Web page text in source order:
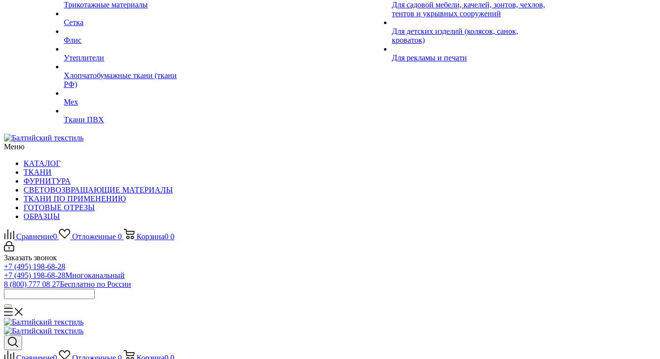
Трикотажные материалы
Сетка
Флис
Утеплители
Хлопчатобумажные ткани (ткани
РФ)
Мех
Ткани ПВХ
Для садовой мебели, качелей, зонтов, чехлов,
тентов и укрывных сооружений
Для детских изделий (колясок, санок,
кроваток)
Для рекламы и печати
Меню
КАТАЛОГ
ТКАНИ
ФУРНИТУРА
СВЕТОВОЗВРАЩАЮЩИЕ МАТЕРИАЛЫ
ТКАНИ ПО ПРИМЕНЕНИЮ
ГОТОВЫЕ ОТРЕЗЫ
ОБРАЗЦЫ
Сравнение0 Отложенные 0 Корзина0 0
Заказать звонок
+7 (495) 198-68-28
+7 (495) 198-68-28Многоканальный
8 (800) 777 08 27Бесплатно по России